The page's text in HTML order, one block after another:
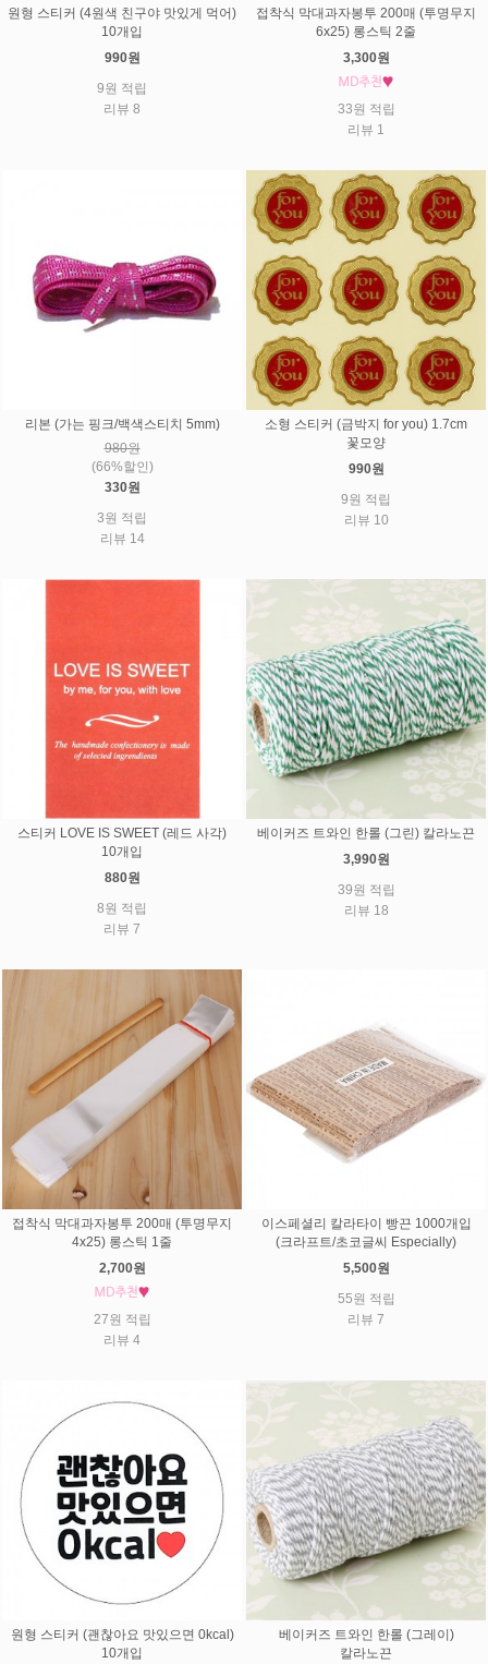
원형 스티커 (4원색 친구야 맛있게 먹어)
10개입
990원
9원 적립
리뷰 8
접착식 막대과자봉투 200매 (투명무지
6x25) 롱스틱 2줄
3,300원
33원 적립
리뷰 1
리본 (가는 핑크/백색스티치 5mm)
980원
(66%할인)
330원
3원 적립
리뷰 14
소형 스티커 (금박지 for you) 1.7cm
꽃모양
990원
9원 적립
리뷰 10
스티커 LOVE IS SWEET (레드 사각)
10개입
880원
8원 적립
리뷰 7
베이커즈 트와인 한롤 (그린) 칼라노끈
3,990원
39원 적립
리뷰 18
접착식 막대과자봉투 200매 (투명무지
4x25) 롱스틱 1줄
2,700원
27원 적립
리뷰 4
이스페셜리 칼라타이 빵끈 1000개입
(크라프트/초코글씨 Especially)
5,500원
55원 적립
리뷰 7
원형 스티커 (괜찮아요 맛있으면 0kcal)
10개입
베이커즈 트와인 한롤 (그레이)
칼라노끈